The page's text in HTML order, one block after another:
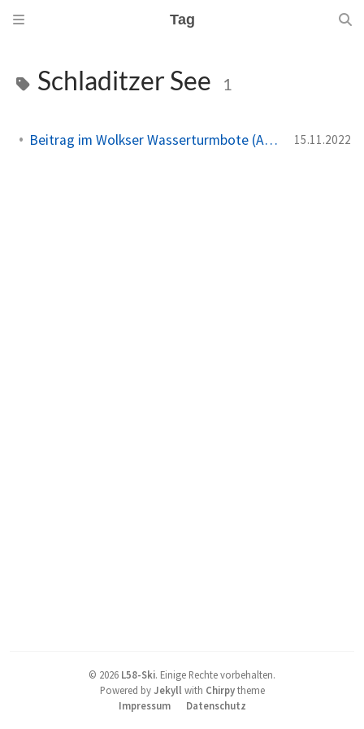
Tag
Schladitzer See 1
Beitrag im Wolkser Wasserturmbote (Ausgabe 2022/12) 15.11.2022
© 2026 L58-Ski. Einige Rechte vorbehalten.
Powered byJekyll with Chirpytheme
Impressum
Datenschutz